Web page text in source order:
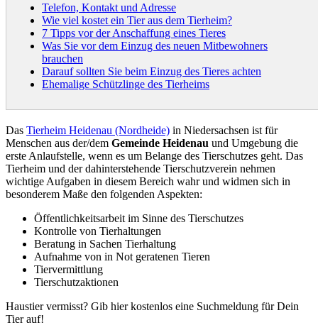
Telefon, Kontakt und Adresse
Wie viel kostet ein Tier aus dem Tierheim?
7 Tipps vor der Anschaffung eines Tieres
Was Sie vor dem Einzug des neuen Mitbewohners
brauchen
Darauf sollten Sie beim Einzug des Tieres achten
Ehemalige Schützlinge des Tierheims
Das Tierheim Heidenau (Nordheide) in Niedersachsen ist für
Menschen aus der/dem Gemeinde Heidenau und Umgebung die
erste Anlaufstelle, wenn es um Belange des Tierschutzes geht. Das
Tierheim und der dahinterstehende Tierschutzverein nehmen
wichtige Aufgaben in diesem Bereich wahr und widmen sich in
besonderem Maße den folgenden Aspekten:
Öffentlichkeitsarbeit im Sinne des Tierschutzes
Kontrolle von Tierhaltungen
Beratung in Sachen Tierhaltung
Aufnahme von in Not geratenen Tieren
Tiervermittlung
Tierschutzaktionen
Haustier vermisst? Gib hier kostenlos eine Suchmeldung für Dein
Tier auf!